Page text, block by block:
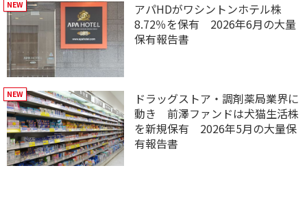
アパHDがワシントンホテル株
8.72％を保有 2026年6月の大量
保有報告書
ドラッグストア・調剤薬局業界に
動き 前澤ファンドは犬猫生活株
を新規保有 2026年5月の大量保
有報告書